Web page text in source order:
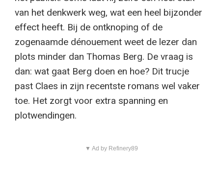
van het denkwerk weg, wat een heel bijzonder
effect heeft. Bij de ontknoping of de
zogenaamde dénouement weet de lezer dan
plots minder dan Thomas Berg. De vraag is
dan: wat gaat Berg doen en hoe? Dit trucje
past Claes in zijn recentste romans wel vaker
toe. Het zorgt voor extra spanning en
plotwendingen.
▼ Ad by Refinery89